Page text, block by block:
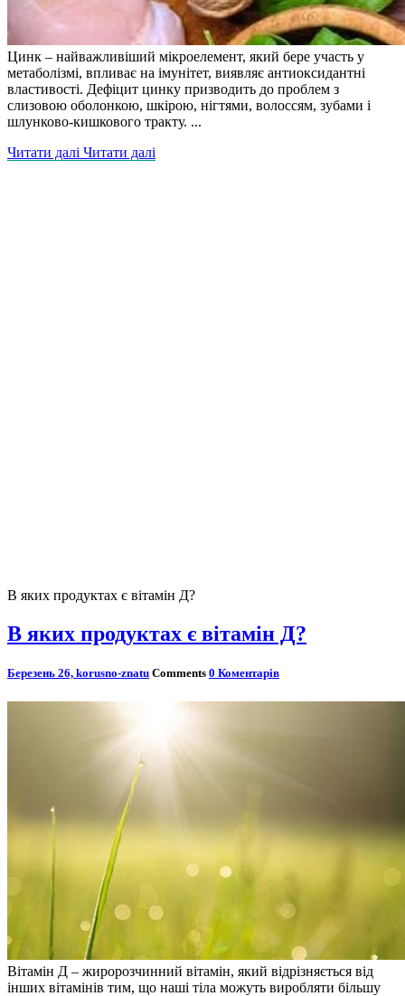
Цинк – найважливіший мікроелемент, який бере участь у
метаболізмі, впливає на імунітет, виявляє антиоксидантні
властивості. Дефіцит цинку призводить до проблем з
слизовою оболонкою, шкірою, нігтями, волоссям, зубами і
шлунково-кишкового тракту. ...
Читати далі Читати далі
В яких продуктах є вітамін Д?
В яких продуктах є вітамін Д?
Березень 26, korusno-znatu Comments 0 Коментарів
Вітамін Д – жиророзчинний вітамін, який відрізняється від
інших вітамінів тим, що наші тіла можуть виробляти більшу